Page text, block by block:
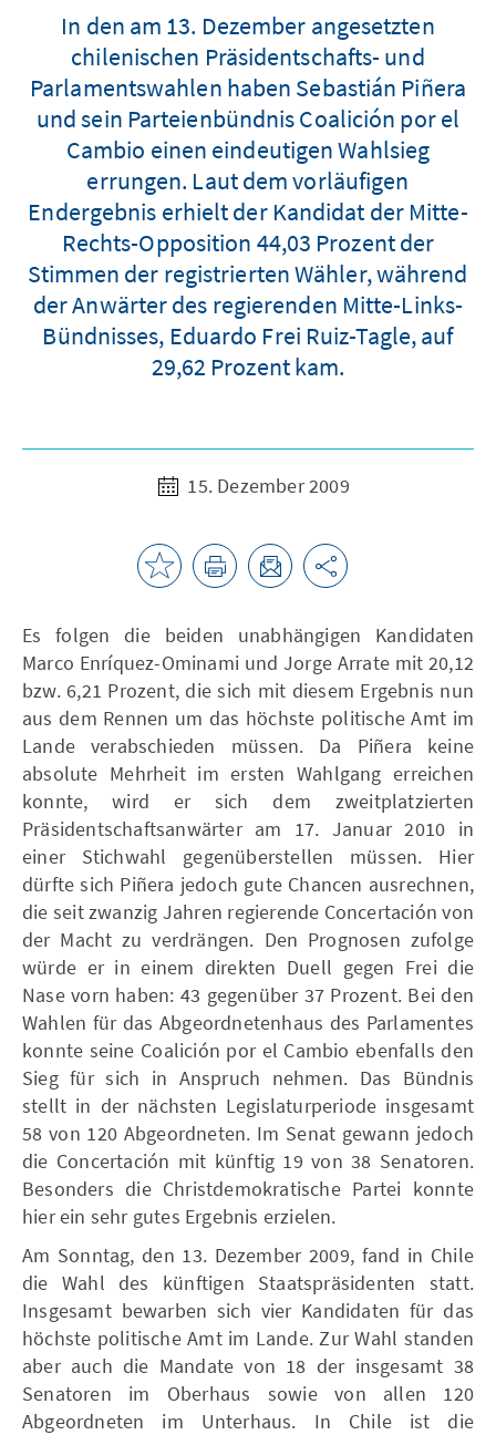
In den am 13. Dezember angesetzten
chilenischen Präsidentschafts- und
Parlamentswahlen haben Sebastián Piñera
und sein Parteienbündnis Coalición por el
Cambio einen eindeutigen Wahlsieg
errungen. Laut dem vorläufigen
Endergebnis erhielt der Kandidat der Mitte-
Rechts-Opposition 44,03 Prozent der
Stimmen der registrierten Wähler, während
der Anwärter des regierenden Mitte-Links-
Bündnisses, Eduardo Frei Ruiz-Tagle, auf
29,62 Prozent kam.
15. Dezember 2009
Es folgen die beiden unabhängigen Kandidaten
Marco Enríquez-Ominami und Jorge Arrate mit 20,12
bzw. 6,21 Prozent, die sich mit diesem Ergebnis nun
aus dem Rennen um das höchste politische Amt im
Lande verabschieden müssen. Da Piñera keine
absolute Mehrheit im ersten Wahlgang erreichen
konnte, wird er sich dem zweitplatzierten
Präsidentschaftsanwärter am 17. Januar 2010 in
einer Stichwahl gegenüberstellen müssen. Hier
dürfte sich Piñera jedoch gute Chancen ausrechnen,
die seit zwanzig Jahren regierende Concertación von
der Macht zu verdrängen. Den Prognosen zufolge
würde er in einem direkten Duell gegen Frei die
Nase vorn haben: 43 gegenüber 37 Prozent. Bei den
Wahlen für das Abgeordnetenhaus des Parlamentes
konnte seine Coalición por el Cambio ebenfalls den
Sieg für sich in Anspruch nehmen. Das Bündnis
stellt in der nächsten Legislaturperiode insgesamt
58 von 120 Abgeordneten. Im Senat gewann jedoch
die Concertación mit künftig 19 von 38 Senatoren.
Besonders die Christdemokratische Partei konnte
hier ein sehr gutes Ergebnis erzielen.
Am Sonntag, den 13. Dezember 2009, fand in Chile
die Wahl des künftigen Staatspräsidenten statt.
Insgesamt bewarben sich vier Kandidaten für das
höchste politische Amt im Lande. Zur Wahl standen
aber auch die Mandate von 18 der insgesamt 38
Senatoren im Oberhaus sowie von allen 120
Abgeordneten im Unterhaus. In Chile ist die